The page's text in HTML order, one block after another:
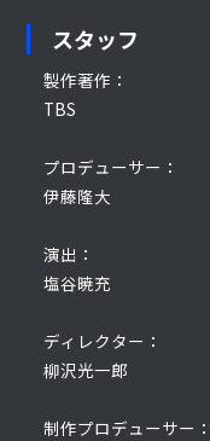
スタッフ
製作著作：
TBS
プロデューサー：
伊藤隆大
演出：
塩谷暁充
ディレクター：
柳沢光一郎
制作プロデューサー：